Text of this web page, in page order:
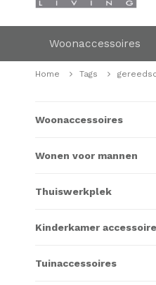
Woonaccessoires
Home Tags
Woonaccessoires
Wonen voor mannen
Thuiswerkplek
Kinderkamer
Tuinaccessoires